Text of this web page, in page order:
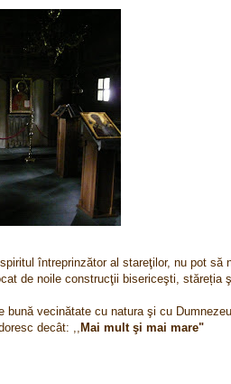
întreprinzător al stareţilor, nu pot să
de noile construcţii bisericeşti, stăreția
bună vecinătate cu natura şi cu
decât: ,, Mai mult şi mai mare"